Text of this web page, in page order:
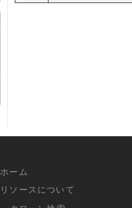
ホーム
リソースについて